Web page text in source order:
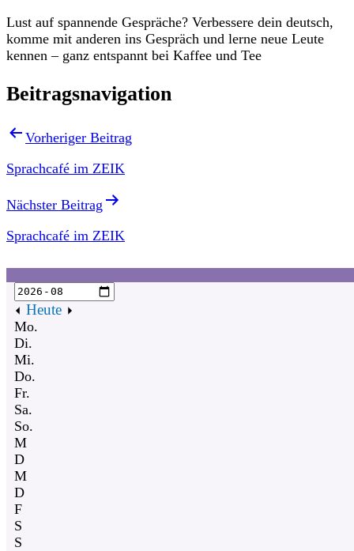
Lust auf spannende Gespräche? Verbessere dein deutsch,
komme mit anderen ins Gespräch und lerne neue Leute
kennen – ganz entspannt bei Kaffee und Tee
Beitragsnavigation
Vorheriger Beitrag
Sprachcafé im ZEIK
Nächster Beitrag
Sprachcafé im ZEIK
Heute
Mo.
Di.
Mi.
Do.
Fr.
Sa.
So.
M
D
M
D
F
S
S